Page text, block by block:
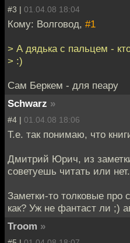
#3 | 01.04.08 18:04
Кому: Волговод, #1
> А дядька с пальцем -
> :)
Сам Беркем - для пеару
Schwarz »
#4 | 01.04.08 18:06
Т.е. так понимаю, что
Дмитрий Юрич, из
советуешь читать или нет.
Заметки-то толковые про
как? Уж не фантаст ли ;)
Troom »